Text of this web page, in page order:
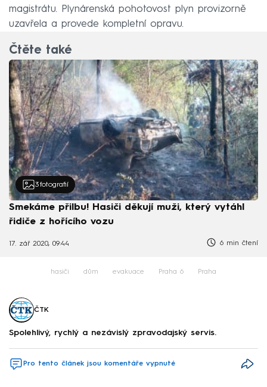
magistrátu. Plynárenská pohotovost plyn provizorně
uzavřela a provede kompletní opravu.
Čtěte také
3 fotografií
Smekáme přilbu! Hasiči děkují muži, který vytáhl
řidiče z hořícího vozu
17. zář 2020, 09:44 6 min čtení
hasiči dům evakuace Praha 6 Praha
ČTK
Spolehlivý, rychlý a nezávislý zpravodajský servis.
Pro tento článek jsou komentáře vypnuté